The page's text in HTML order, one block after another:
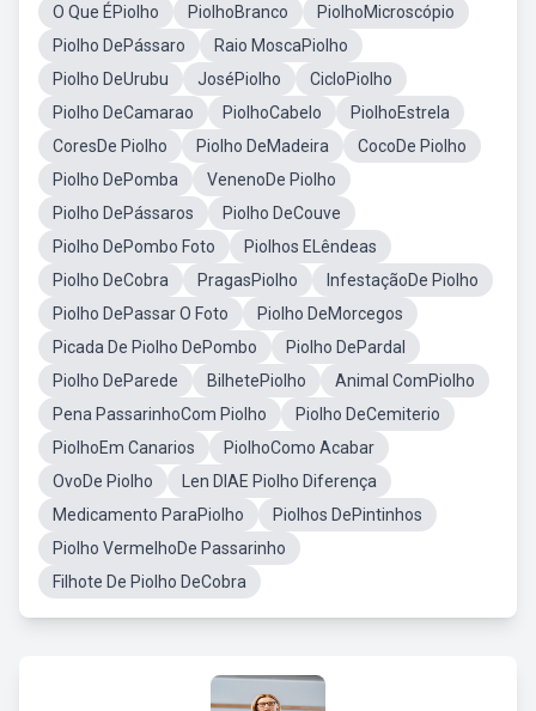
O Que ÉPiolho PiolhoBranco
PiolhoMicroscópio
Piolho DePássaro
Raio MoscaPiolho
Piolho DeUrubu
JoséPiolho
CicloPiolho
Piolho DeCamarao
PiolhoCabelo
PiolhoEstrela
CoresDe Piolho
Piolho DeMadeira
CocoDe Piolho
Piolho DePomba
VenenoDe Piolho
Piolho DePássaros
Piolho DeCouve
Piolho DePombo Foto
Piolhos ELêndeas
Piolho DeCobra
PragasPiolho
InfestaçãoDe Piolho
Piolho DePassar O Foto
Piolho DeMorcegos
Picada De Piolho DePombo
Piolho DePardal
Piolho DeParede
BilhetePiolho
Animal ComPiolho
Pena PassarinhoCom Piolho
Piolho DeCemiterio
PiolhoEm Canarios
PiolhoComo Acabar
OvoDe Piolho
Len DIAE Piolho Diferença
Medicamento ParaPiolho
Piolhos DePintinhos
Piolho VermelhoDe Passarinho
Filhote De Piolho DeCobra